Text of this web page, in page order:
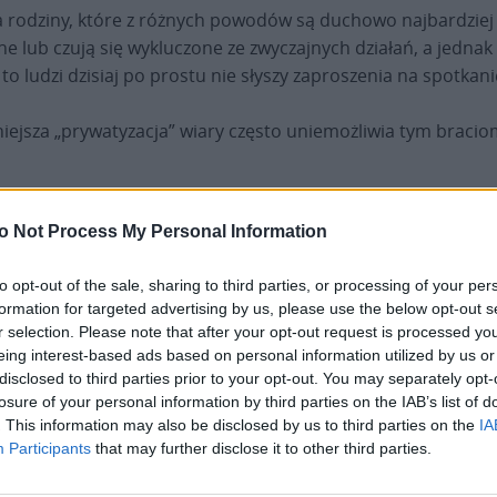
Not Process My Personal Information
opt-out of the sale, sharing to third parties, or processing of your
for targeted advertising by us, please use the below opt-out
selection. Please note that after your opt-out request is processed
interest-based ads based on personal information utilized by us
to third parties prior to your opt-out. You may separately
of your personal information by third parties on the IAB’s list of
This information may also be disclosed by us to third parties on the
Participants that may further disclose it to other third parties.
które z różnych powodów są duchowo
lub czują się wykluczone ze zwyczajnych działań, a
ludzi dzisiaj po prostu nie słyszy zaproszenia na
„prywatyzacja” wiary często uniemożliwia tym
szczerze poszukując dróg prowadzących do
ciężaru ich najgłębszych potrzeb i powodują, że
którzy czasami czują się wyobcowani przez
wykorzystanie potencjalnie dobrych środków – takich
bałamutnych.
kieruje się właśnie pragnieniem, aby wyjść jako